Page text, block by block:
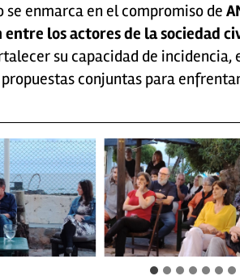
se enmarca en el compromiso de
los actores de la sociedad
su capacidad de incidencia,
propuestas conjuntas para